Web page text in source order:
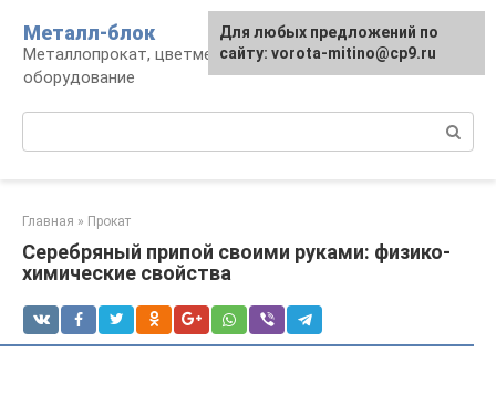
контенту
Металл-блок
Металлопрокат, цветмет, обработка и
оборудование
Главная » Прокат
Серебряный припой своими руками: физико-
химические свойства
Для любых предложений по
сайту: vorota-mitino@cp9.ru